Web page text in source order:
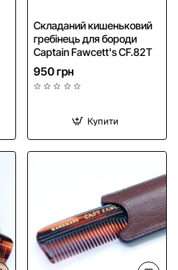
Складаний кишеньковий
гребінець для бороди
Captain Fawcett's CF.82T
950 грн
Купити